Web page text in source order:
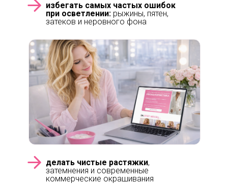
делать чистые растяжки,
затемнения и современные
коммерческие окрашивания
избегать самых частых ошибок
при осветлении: рыжины, пятен,
затеков и неровного фона